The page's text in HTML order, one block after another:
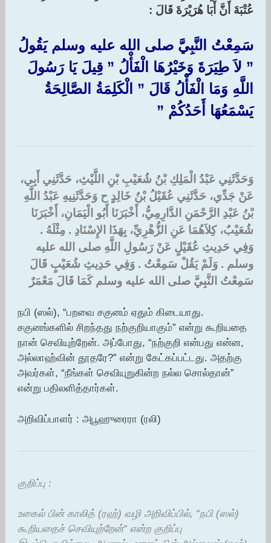
عُتْبَةَ أَنَّ أَبَا هُرَيْرَةَ قَالَ :‏
سَمِعْتُ النَّبِيَّ صلى الله عليه وسلم يَقُولُ
‏”‏ لاَ طِيَرَةَ وَخَيْرُهَا الْفَأْلُ ‏” قِيلَ يَا رَسُولَ
اللَّهِ وَمَا الْفَأْلُ قَالَ ‏”‏ الْكَلِمَةُ الصَّالِحَةُ
يَسْمَعُهَا أَحَدُكُمْ ‏”‏
وَحَدَّثَنِي عَبْدُ الْمَلِكِ بْنُ شُعَيْبِ بْنِ اللَّيْثِ، حَدَّثَنِي أَبِي،
عَنْ جَدِّي، حَدَّثَنِي عُقَيْلُ بْنُ خَالِدٍ ح وَحَدَّثَنِيهِ عَبْدُ اللَّهِ
بْنُ عَبْدِ الرَّحْمَنِ الدَّارِمِيُّ، أَخْبَرَنَا أَبُو الْيَمَانِ، أَخْبَرَنَا
شُعَيْبٌ، كِلاَهُمَا عَنِ الزُّهْرِيِّ، بِهَذَا الإِسْنَادِ ‏.‏ مِثْلَهُ ‏.‏
وَفِي حَدِيثِ عُقَيْلٍ عَنْ رَسُولِ اللَّهِ صلى الله عليه
وسلم ‏.‏ وَلَمْ يَقُلْ سَمِعْتُ ‏.‏ وَفِي حَدِيثِ شُعَيْبٍ قَالَ
سَمِعْتُ النَّبِيَّ صلى الله عليه وسلم كَمَا قَالَ مَعْمَرٌ
நபி (ஸல்), “பறவை சகுனம் ஏதும் கிடையாது.
சகுனங்களில் சிறந்தது நற்குறியாகும்” என்று கூறியதை
நான் செவியுற்றேன். அப்போது, “நற்குறி என்பது என்ன,
அல்லாஹ்வின் தூதரே?” என்று கேட்கப்பட்டது. அதற்கு
அவர்கள், “நீங்கள் செவியுறுகின்ற நல்ல சொல்தான்”
என்று பதிலளித்தார்கள்.
அறிவிப்பாளர் : அபூஹுரைரா (ரலி)
குறிப்பு :
உகைல் பின் காலித் (ரஹ்) வழி அறிவிப்பில், “நபி (ஸல்)
கூறியதைச் செவியுற்றேன்“ என்ற குறிப்பு